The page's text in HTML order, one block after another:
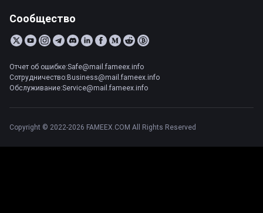
Сообщество
Отчет об ошибке:Safe@mail.fameex.info
Сотрудничество:Business@mail.fameex.info
Обслуживание:Service@mail.fameex.info
Copyright © 2022-2026 FAMEEX.COM All Rights Reserved